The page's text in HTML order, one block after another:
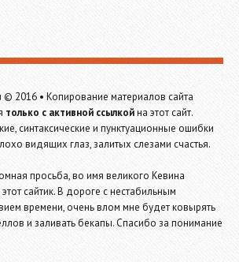
© 2016 •Копирование материалов сайта
только с активной ссылкойна этот сайт.
синтаксические и пунктуационные ошибки
видящих глаз, залитых слезами счастья.
просьба, во имя великого Кевина
сайтик. В дороге с нестабильным
времени, очень влом мне будет ковырять
и заливать бекапы. Спасибо за понимание